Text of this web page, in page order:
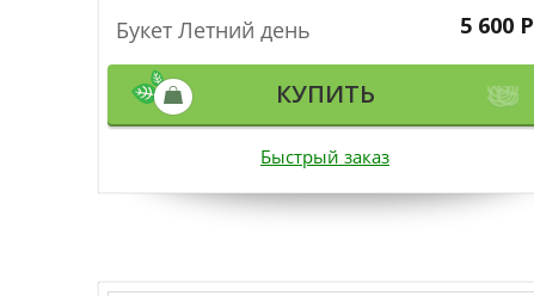
Букет Летний день 5 600 Р
КУПИТЬ
Быстрый заказ